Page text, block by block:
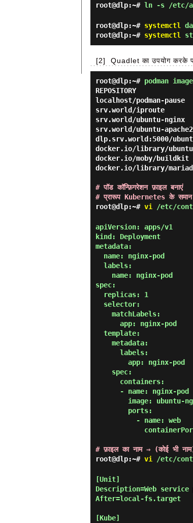
root@dlp:~# ln -s /etc/
root@dlp:~# systemctl
root@dlp:~# systemctl
[2] Quadlet का उपयोग करके
root@dlp:~# podman
REPOSITORY
localhost/podman-
srv.world/iproute
srv.world/ubuntu-
srv.world/ubuntu-
dlp.srv.world:5000/
docker.io/library/
docker.io/moby/buildkit
docker.io/library/
# पॉड कॉन्फ़िगरेशन फ़ाइल बनाएं
# प्रारूप Kubernetes के
root@dlp:~# vi /etc/
apiVersion: apps/v1
kind: Deployment
metadata:
spec:
# फ़ाइल का नाम ⇒ (कोई भी
root@dlp:~# vi /etc/
[Unit]
Description=Web service
After=local-fs.target
[Kube]